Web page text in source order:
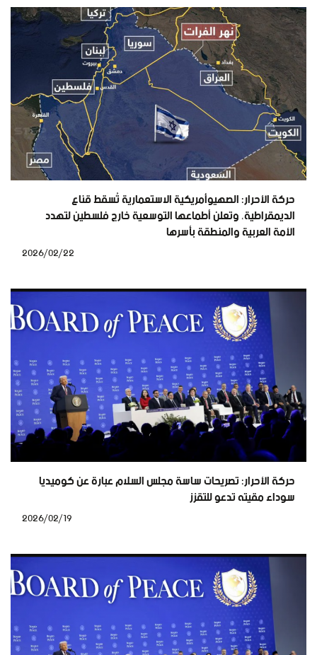
حركة الأحرار: الصهيوأمريكية الاستعمارية تُسقط قناع
الديمقراطية، وتعلن أطماعها التوسعية خارج فلسطين لتهدد
الأمة العربية والمنطقة بأسرها
حركة الأحرار: تصريحات ساسة مجلس السلام عبارة عن كوميديا
سوداء مقيته تدعو للتقزز